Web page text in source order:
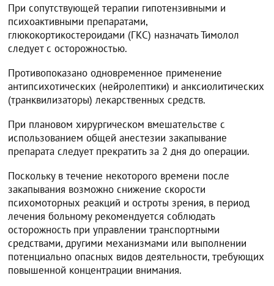
При сопутствующей терапии гипотензивными и
психоактивными препаратами,
глюкокортикостероидами (ГКС) назначать Тимолол
следует с осторожностью.
Противопоказано одновременное применение
антипсихотических (нейролептики) и анксиолитических
(транквилизаторы) лекарственных средств.
При плановом хирургическом вмешательстве с
использованием общей анестезии закапывание
препарата следует прекратить за 2 дня до операции.
Поскольку в течение некоторого времени после
закапывания возможно снижение скорости
психомоторных реакций и остроты зрения, в период
лечения больному рекомендуется соблюдать
осторожность при управлении транспортными
средствами, другими механизмами или выполнении
потенциально опасных видов деятельности, требующих
повышенной концентрации внимания.